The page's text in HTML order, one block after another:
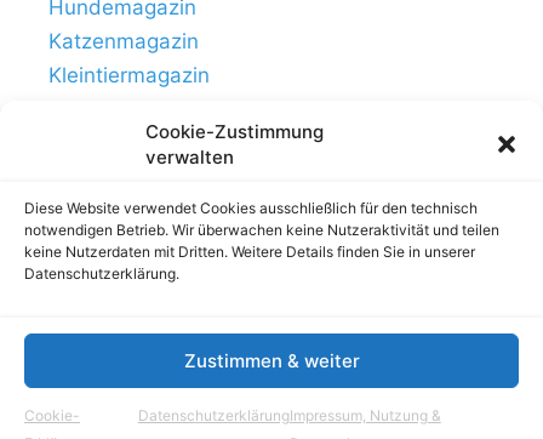
Cookie-Zustimmung
verwalten
Diese Website verwendet Cookies ausschließlich für den technisch
notwendigen Betrieb. Wir überwachen keine Nutzeraktivität und teilen
keine Nutzerdaten mit Dritten. Weitere Details finden Sie in unserer
Datenschutzerklärung.
Zustimmen & weiter
Cookie-
DatenschutzerklärungImpressum, Nutzung &
Hundemagazin
Katzenmagazin
Kleintiermagazin